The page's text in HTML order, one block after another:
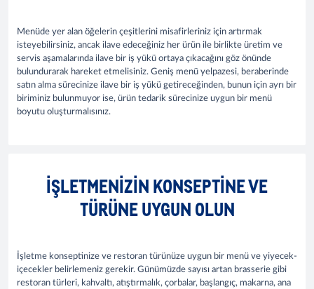
Menüde yer alan öğelerin çeşitlerini misafirleriniz için artırmak
isteyebilirsiniz, ancak ilave edeceğiniz her ürün ile birlikte üretim ve
servis aşamalarında ilave bir iş yükü ortaya çıkacağını göz önünde
bulundurarak hareket etmelisiniz. Geniş menü yelpazesi, beraberinde
satın alma sürecinize ilave bir iş yükü getireceğinden, bunun için ayrı bir
biriminiz bulunmuyor ise, ürün tedarik sürecinize uygun bir menü
boyutu oluşturmalısınız.
İŞLETMENIZIN KONSEPTINE VE
TÜRÜNE UYGUN OLUN
İşletme konseptinize ve restoran türünüze uygun bir menü ve yiyecek-
içecekler belirlemeniz gerekir. Günümüzde sayısı artan brasserie gibi
restoran türleri, kahvaltı, atıştırmalık, çorbalar, başlangıç, makarna, ana